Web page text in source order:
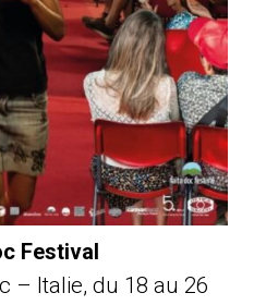
Festival
– Italie, du 18 au 26